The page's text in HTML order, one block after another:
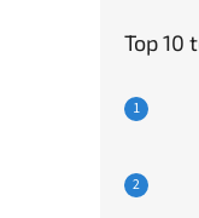
Top 10